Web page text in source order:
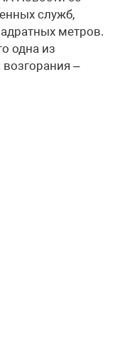
служб,
метров.
одна из
–